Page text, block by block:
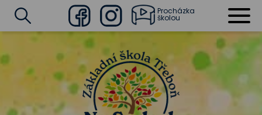
FacebookInstagram
Procházka
školou